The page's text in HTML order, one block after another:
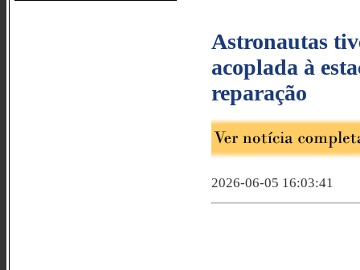
Astronautas
acoplada à
reparação
2026-06-05 16:03:41